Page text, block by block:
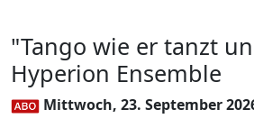
"Tango wie er tanzt
Hyperion Ensemble
Mittwoch, 23. September